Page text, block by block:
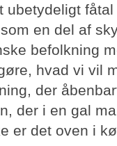
ubetydeligt
en del af
befolkning
hvad vi vil
der
der i en gal
er det oven i